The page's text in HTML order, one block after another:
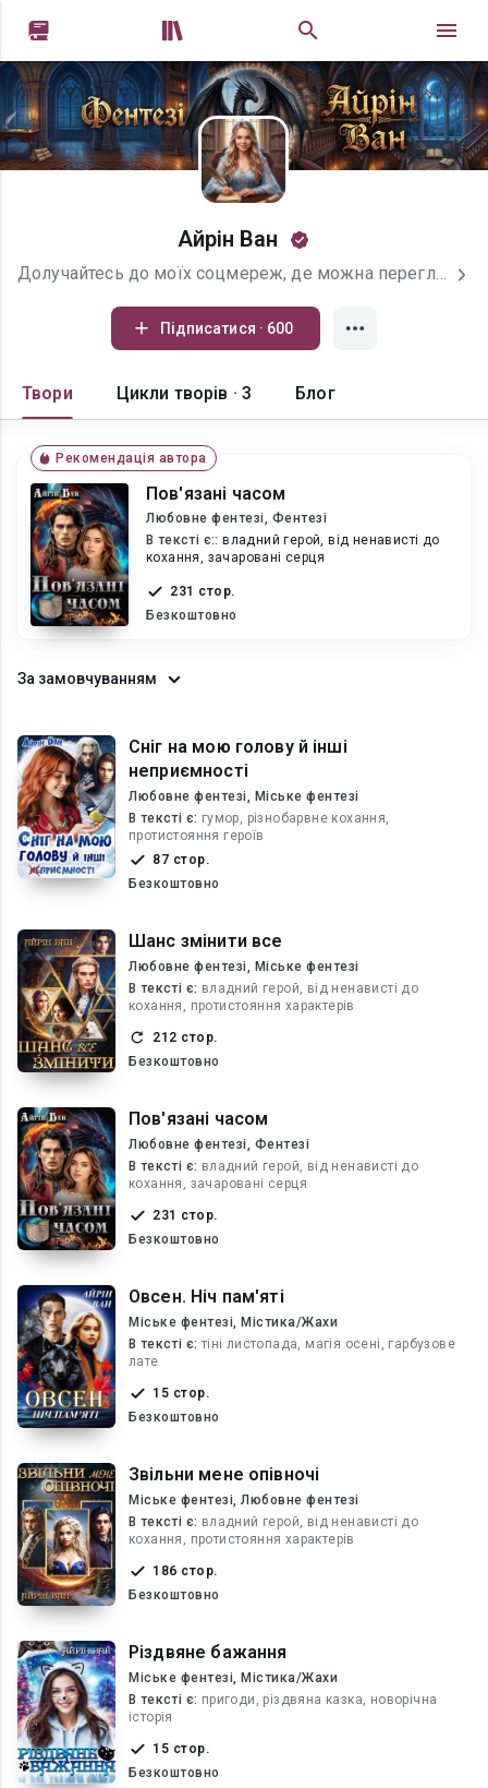
 
Айрін Ван
Долучайтесь до моїх соцмереж, де можна переглянути візуали героїв й першими дізнатись про новинки: Facebook https://www.facebook.com/profile.php?id=61584368325780&amp;locale=uk_UA Групи у Facebook: https://www.facebook.com/groups/2719127821669446?locale=uk_UA https://www.facebook.com/groups/1728196707663041?locale=uk_UA Instagram: https://www.instagram.com/fantasy_travel_worlds/ TikTok: https://www.tiktok.com/@user399xi2vwic
Підписатися · 600
Твори Цикли творів · 3 Блог
Рекомендація автора
Пов'язані часом
Любовне фентезі, Фентезі
В текcті є:: владний герой, від ненависті до
кохання, зачаровані серця
231 стор.
Безкоштовно
За замовчуванням
Сніг на мою голову й інші
неприємності
Любовне фентезі, Міське фентезі
В текcті є: гумор, різнобарвне кохання,
протистояння героїв
87 стор.
Безкоштовно
Шанс змінити все
Любовне фентезі, Міське фентезі
В текcті є: владний герой, від ненависті до
кохання, протистояння характерів
212 стор.
Безкоштовно
Пов'язані часом
Любовне фентезі, Фентезі
В текcті є: владний герой, від ненависті до
кохання, зачаровані серця
231 стор.
Безкоштовно
Овсен. Ніч пам'яті
Міське фентезі, Містика/Жахи
В текcті є:тіні листопада, магія осені, гарбузове
лате
15 стор.
Безкоштовно
Звільни мене опівночі
Міське фентезі, Любовне фентезі
В текcті є: владний герой, від ненависті до
кохання, протистояння характерів
186 стор.
Безкоштовно
Різдвяне бажання
Міське фентезі, Містика/Жахи
В текcті є: пригоди, різдвяна казка, новорічна
історія
15 стор.
Безкоштовно